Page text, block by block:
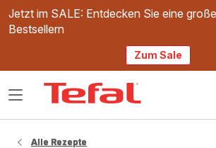
Jetzt im SALE: Entdecken Sie eine
Bestsellern
Zum Sale
Das
Alle Rezepte